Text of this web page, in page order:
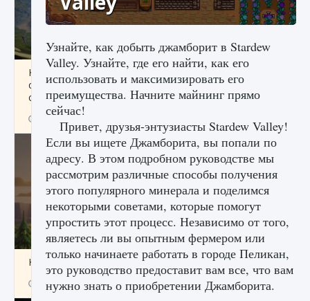
Как исправить ошибку Palworld «Идет
сохранение мира — Невозможно начать
сохранение данных мира»
9 августа 2024
Как заработать медали лиги Clash of Clans
9 августа 2024 2 599 0 1
Узнайте, как добыть джамборит в Stardew
Valley. Узнайте, где его найти, как его
использовать и максимизировать его
преимущества. Начните майнинг прямо
сейчас!
Привет, друзья-энтузиасты Stardew Valley!
Если вы ищете Джамборита, вы попали по
адресу. В этом подробном руководстве мы
рассмотрим различные способы получения
этого популярного минерала и поделимся
некоторыми советами, которые помогут
упростить этот процесс. Независимо от того,
являетесь ли вы опытным фермером или
только начинаете работать в городе Пеликан,
это руководство предоставит вам все, что вам
нужно знать о приобретении Джамборита.